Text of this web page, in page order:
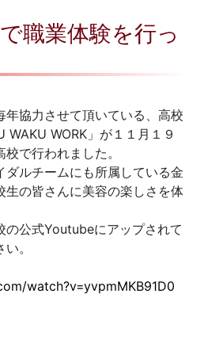
職業体験を行っ
年協力させて頂いている、高校
WAKU WORK」が１１月１９
で行われました。
ダルチームにも所属している金
生の皆さんに美容の楽しさを体
の公式Youtubeにアップされて
。
watch?v=yvpmMKB91D0